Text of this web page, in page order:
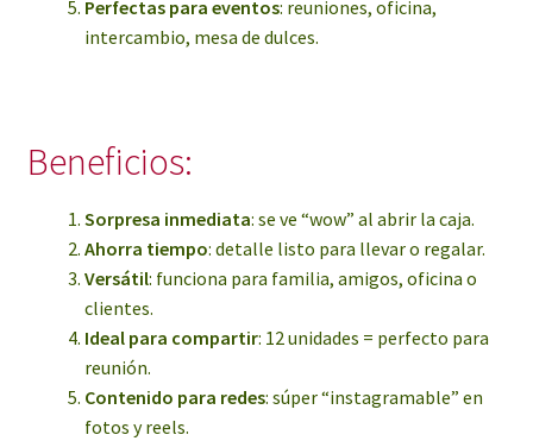
Perfectas para eventos: reuniones, oficina,
intercambio, mesa de dulces.
Beneficios:
Sorpresa inmediata: se ve “wow” al abrir la caja.
Ahorra tiempo: detalle listo para llevar o regalar.
Versátil: funciona para familia, amigos, oficina o
clientes.
Ideal para compartir: 12 unidades = perfecto para
reunión.
Contenido para redes: súper “instagramable” en
fotos y reels.